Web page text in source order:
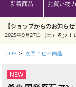
新着商品 お買い物
【ショップからのお知らせ
2025年9月27日（土）希少！
TOP > 次回コピー商品
NEW